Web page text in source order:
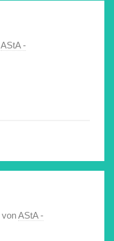
AStA -
vonAStA -